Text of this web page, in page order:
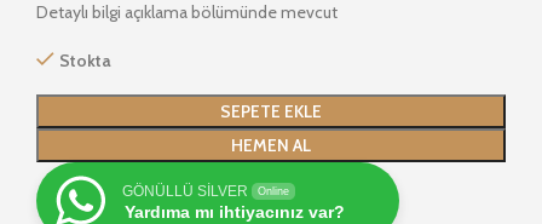
Detaylı bilgi açıklama bölümünde mevcut
Stokta
SEPETE EKLE
HEMEN AL
GÖNÜLLÜ SİLVER Online
Yardıma mı ihtiyacınız var?